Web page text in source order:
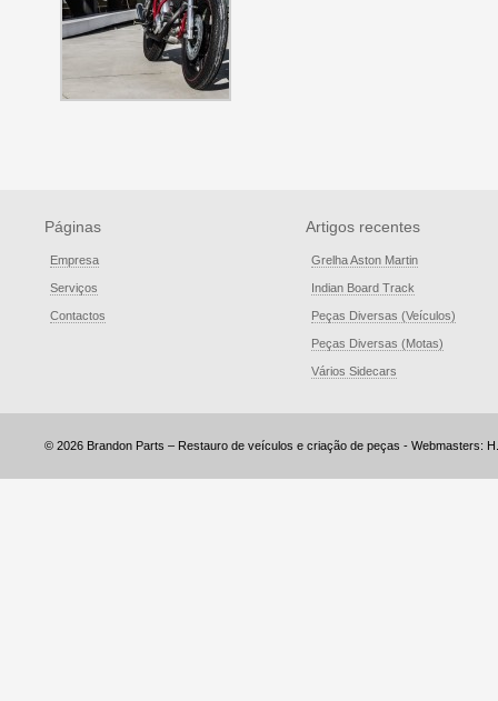
Páginas
Empresa
Serviços
Contactos
Artigos recentes
Grelha Aston Martin
Indian Board Track
Peças Diversas (Veículos)
Peças Diversas (Motas)
Vários Sidecars
© 2026 Brandon Parts – Restauro de veículos e criação de peças - Webmasters: